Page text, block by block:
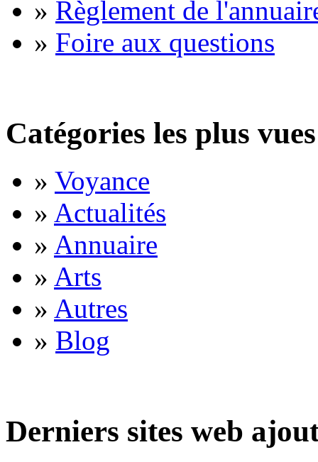
» Règlement de
» Foire aux questions
Catégories les plus vues
» Voyance
» Actualités
» Annuaire
» Arts
» Autres
» Blog
Derniers sites web